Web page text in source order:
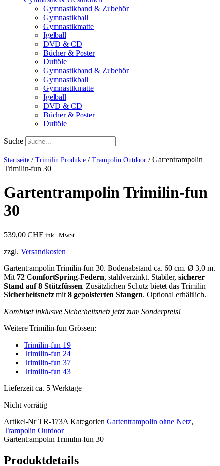
Gymnastikband & Zubehör
Gymnastikball
Gymnastikmatte
Igelball
DVD & CD
Bücher & Poster
Duftöle
Gymnastikband & Zubehör
Gymnastikball
Gymnastikmatte
Igelball
DVD & CD
Bücher & Poster
Duftöle
Suche
Startseite / Trimilin Produkte / Trampolin Outdoor /Gartentrampolin
Trimilin-fun 30
Gartentrampolin Trimilin-fun
30
539,00 CHF inkl. MwSt.
zzgl. Versandkosten
Gartentrampolin Trimilin-fun 30. Bodenabstand ca. 60 cm. Ø 3,0 m.
Mit 72 ComfortSpring-Federn, stahlverzinkt. Stabiler, sicherer
Stand auf 8 Stützfüssen. Zusätzlichen Schutz bietet das Trimilin
Sicherheitsnetz mit 8 gepolsterten Stangen. Optional erhältlich.
Kombiset inklusive Sicherheitsnetz jetzt zum Sonderpreis!
Weitere Trimilin-fun Grössen:
Trimilin-fun 19
Trimilin-fun 24
Trimilin-fun 37
Trimilin-fun 43
Lieferzeit ca. 5 Werktage
Nicht vorrätig
Artikel-NrTR-173A Kategorien Gartentrampolin ohne Netz,
Trampolin Outdoor
Gartentrampolin Trimilin-fun 30
Produktdetails